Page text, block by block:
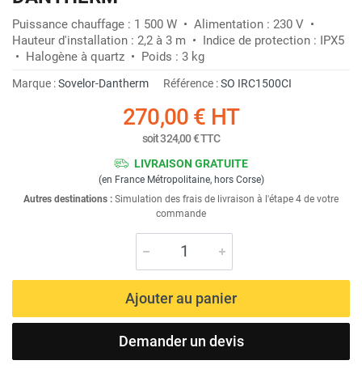
Puissance chauffage : 1 500 W • Alimentation : 230 V •
Hauteur d'installation : 2,2 à 3 m • Indice de protection : IPX5
• Halogène à quartz • Poids : 3 kg
Marque :Sovelor-Dantherm Référence :SO IRC1500CI
270,00 € HT
soit324,00 €TTC
LIVRAISON GRATUITE
(en France Métropolitaine, hors Corse)
Autres destinations : Simulation des frais de livraison à l'étape 4 de votre
commande
Ajouter au panier
Demander un devis